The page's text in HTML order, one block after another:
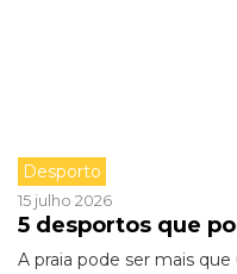
Desporto
15 julho 2026
5 desportos que
A praia pode ser mais